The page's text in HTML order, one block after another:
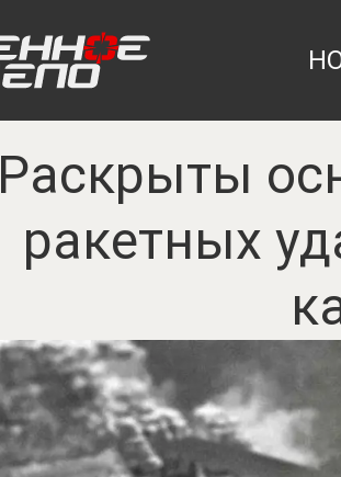
Раскрыты
ракетных